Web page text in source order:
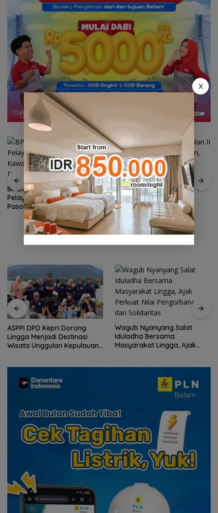
BP Batam Optimalkan
Pelayanan Air Bersih,
Pasokan Kawasan NDP dari
Waduk Duriangkang
Ekonomi Kepri di Triwulan II
2026 Tumbuh 6,99 Persen,
Tertinggi di Sumatera
ASPPI DPD Kepri Dorong
Lingga Menjadi Destinasi
Wisata Unggulan Kepulauan
Wagub Nyanyang Salat
Iduladha Bersama
Masyarakat Lingga, Ajak
X